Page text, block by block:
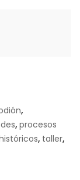
,
, procesos
, taller,